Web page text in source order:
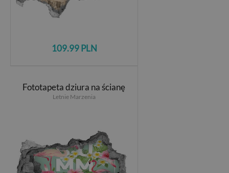
109.99 PLN
Fototapeta dziura na ścianę
Letnie Marzenia